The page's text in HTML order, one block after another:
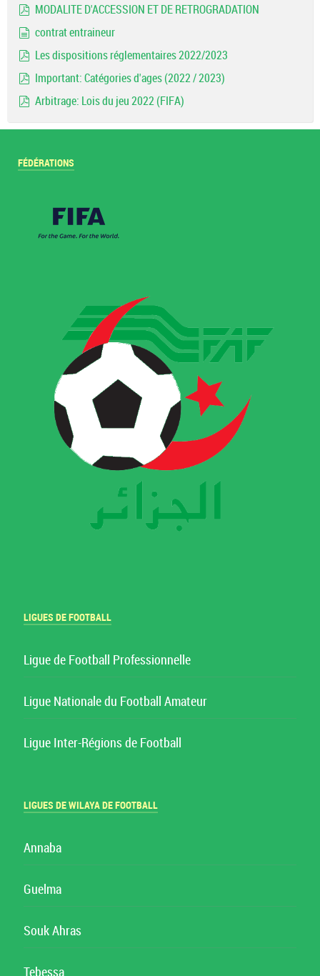
MODALITE D'ACCESSION ET DE RETROGRADATION
contrat entraineur
Les dispositions réglementaires 2022/2023
Important: Catégories d'ages (2022 / 2023)
Arbitrage: Lois du jeu 2022 (FIFA)
FÉDÉRATIONS
LIGUES DE FOOTBALL
Ligue de Football Professionnelle
Ligue Nationale du Football Amateur
Ligue Inter-Régions de Football
LIGUES DE WILAYA DE FOOTBALL
Annaba
Guelma
Souk Ahras
Tebessa